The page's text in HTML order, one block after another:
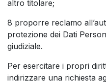
altro titolare;
8 proporre reclamo
protezione dei Dati
giudiziale.
Per esercitare i propri
indirizzare una richiesta